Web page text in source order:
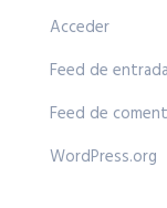
Acceder
Feed de
Feed de
WordPress.org